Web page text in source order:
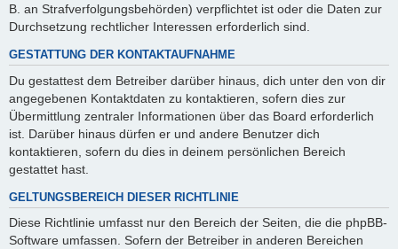
B. an Strafverfolgungsbehörden) verpflichtet ist oder die Daten zur
Durchsetzung rechtlicher Interessen erforderlich sind.
GESTATTUNG DER KONTAKTAUFNAHME
Du gestattest dem Betreiber darüber hinaus, dich unter den von dir
angegebenen Kontaktdaten zu kontaktieren, sofern dies zur
Übermittlung zentraler Informationen über das Board erforderlich
ist. Darüber hinaus dürfen er und andere Benutzer dich
kontaktieren, sofern du dies in deinem persönlichen Bereich
gestattet hast.
GELTUNGSBEREICH DIESER RICHTLINIE
Diese Richtlinie umfasst nur den Bereich der Seiten, die die phpBB-
Software umfassen. Sofern der Betreiber in anderen Bereichen